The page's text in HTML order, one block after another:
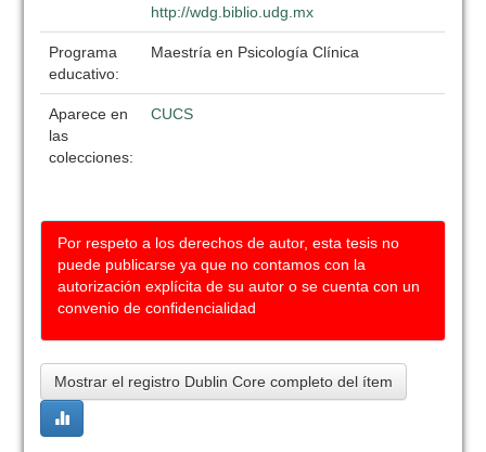
http://wdg.biblio.udg.mx
Programa
educativo:
Maestría en Psicología Clínica
Aparece en
las
colecciones:
CUCS
Por respeto a los derechos de autor, esta tesis no
puede publicarse ya que no contamos con la
autorización explícita de su autor o se cuenta con un
convenio de confidencialidad
Mostrar el registro Dublin Core completo del ítem